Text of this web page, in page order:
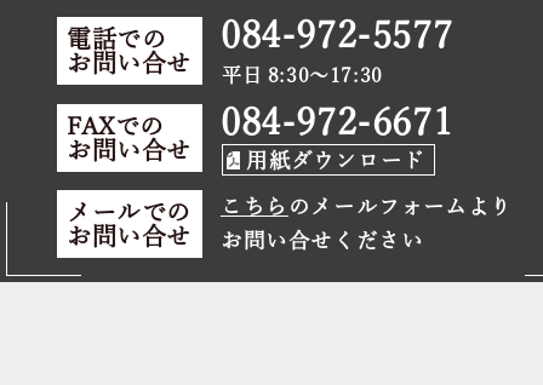
電話での
お問い合せ
084-972-5577
平日 8:30～17:30
FAXでの
お問い合せ
084-972-6671
用紙ダウンロード
メールでの
お問い合せ
こちら のメールフォームより
お問い合せください